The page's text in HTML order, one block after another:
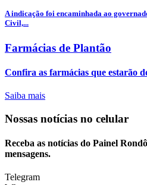
A indicação foi encaminhada ao
Civil,...
Farmácias de Plantão
Confira as farmácias que estarão
Saiba mais
Nossas notícias no celular
Receba as notícias do Painel
mensagens.
Telegram